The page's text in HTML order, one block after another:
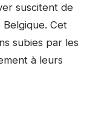
suscitent de
Cet
subies par les
à leurs